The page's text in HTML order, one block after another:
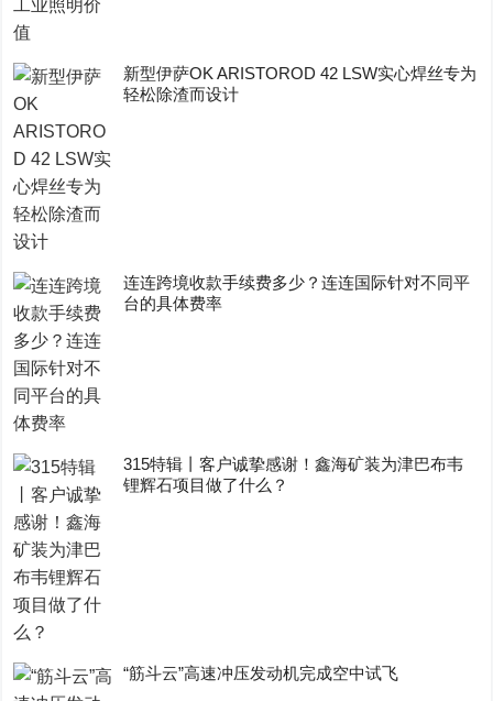
新型伊萨OK ARISTOROD 42 LSW实心焊丝专为
轻松除渣而设计
连连跨境收款手续费多少？连连国际针对不同平
台的具体费率
315特辑丨客户诚挚感谢！鑫海矿装为津巴布韦
锂辉石项目做了什么？
“筋斗云”高速冲压发动机完成空中试飞